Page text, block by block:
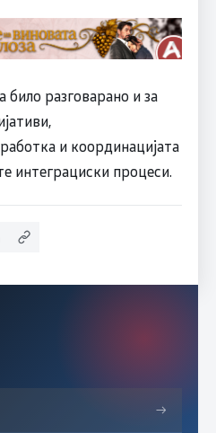
разговарано и за
и координацијата
интеграциски процеси.
→